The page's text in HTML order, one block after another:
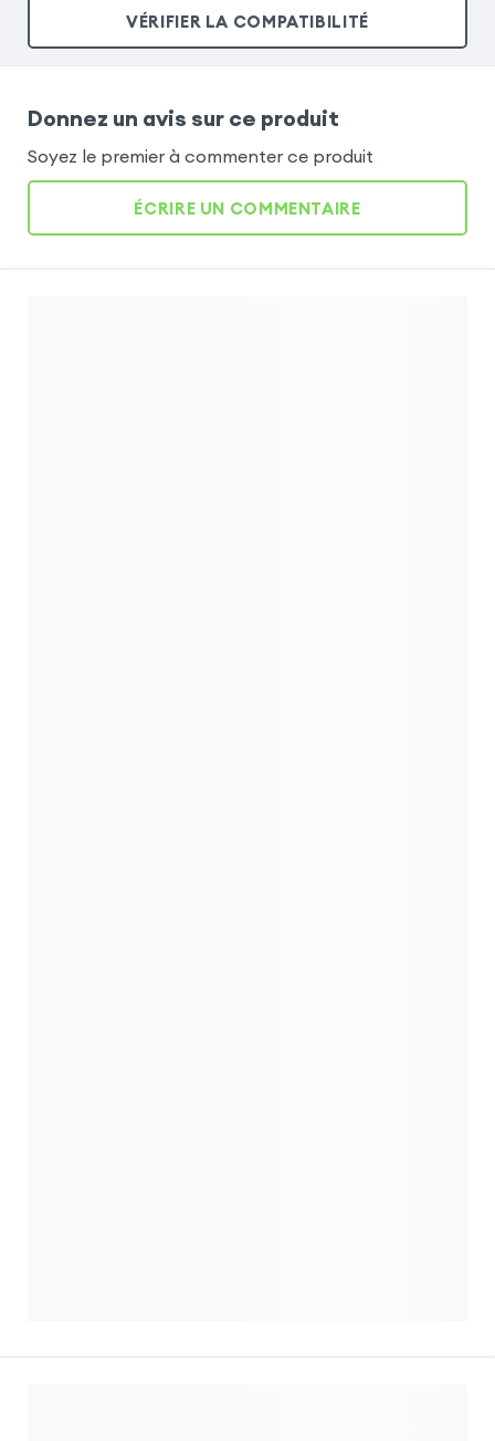
VÉRIFIER LA COMPATIBILITÉ
Donnez un avis sur ce produit
Soyez le premier à commenter ce produit
ÉCRIRE UN COMMENTAIRE